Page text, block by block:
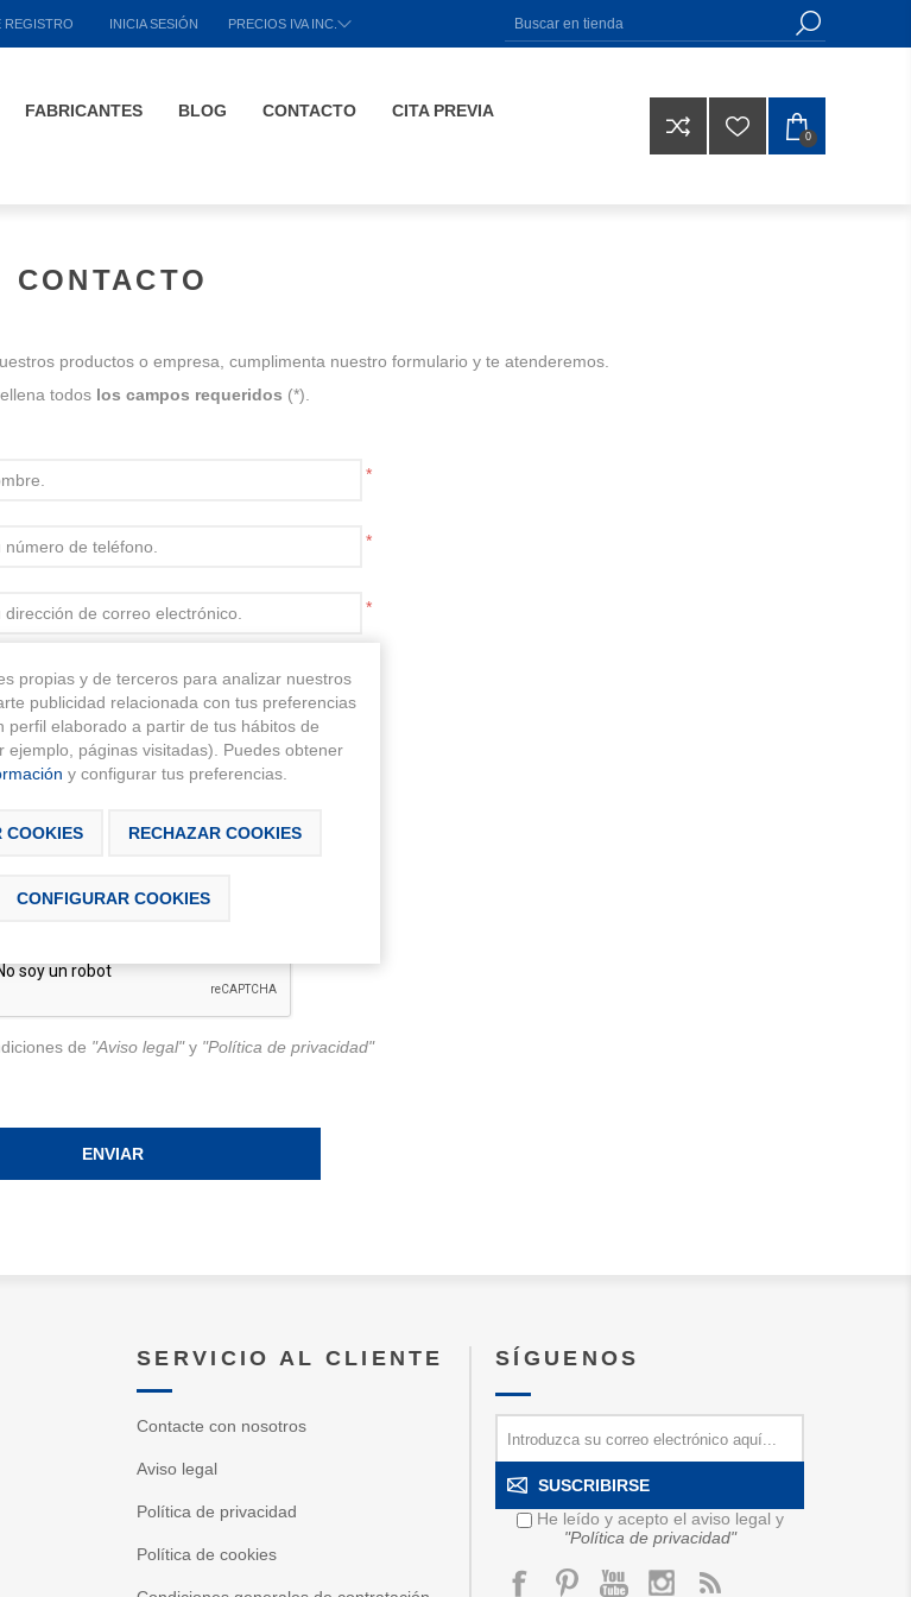
REGISTRO INICIA SESIÓN PRECIOS IVA INC.
FABRICANTES BLOG CONTACTO
CITA PREVIA
0
CONTACTO
productos o empresa, cumplimenta nuestro formulario y te atenderemos.
todos los campos requeridos (*).
*
*
*
de "Aviso legal"y "Política de privacidad"
ENVIAR
SERVICIO AL CLIENTE
Contacte con nosotros
Aviso legal
Política de privacidad
Política de cookies
SÍGUENOS
SUSCRIBIRSE
He leído y acepto el aviso legal y
"Política de privacidad"
propias y de terceros para analizar nuestros
publicidad relacionada con tus preferencias
perfil elaborado a partir de tus hábitos de
ejemplo, páginas visitadas). Puedes obtener
y configurar tus preferencias.
COOKIES RECHAZAR COOKIES
CONFIGURAR COOKIES